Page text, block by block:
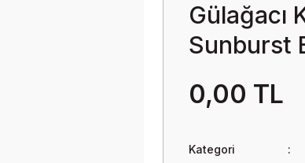
Gülağacı
Sunburst
0,00 TL
Kategori